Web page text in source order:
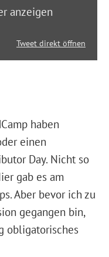
anzeigen
Tweet direkt öffnen
haben
einen
Day. Nicht so
gab es am
Aber bevor ich zu
gegangen bin,
obligatorisches